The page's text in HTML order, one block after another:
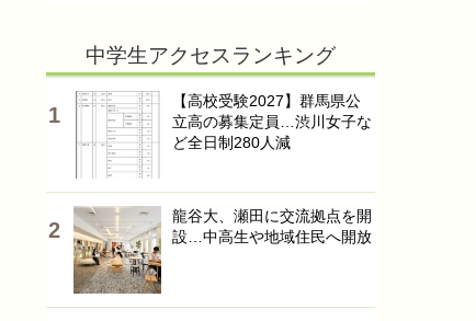
中学生アクセスランキング
【高校受験2027】群馬県公
立高の募集定員…渋川女子な
ど全日制280人減
龍谷大、瀬田に交流拠点を開
設…中高生や地域住民へ開放